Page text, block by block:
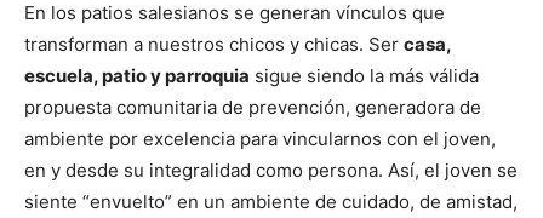
En los patios salesianos se generan vínculos que
transforman a nuestros chicos y chicas. Ser casa,
escuela, patio y parroquia sigue siendo la más válida
propuesta comunitaria de prevención, generadora de
ambiente por excelencia para vincularnos con el joven,
en y desde su integralidad como persona. Así, el joven se
siente “envuelto” en un ambiente de cuidado, de amistad,